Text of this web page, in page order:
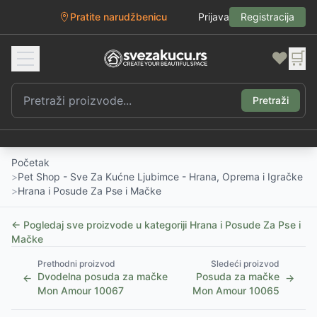
Pratite narudžbenicu Prijava Registracija
❤️ 🛒
Pretraži
Početak
>Pet Shop - Sve Za Kućne Ljubimce - Hrana, Oprema i Igračke
>Hrana i Posude Za Pse i Mačke
← Pogledaj sve proizvode u kategoriji Hrana i Posude Za Pse i
Mačke
←
Prethodni proizvod
Dvodelna posuda za mačke
Mon Amour 10067
Sledeći proizvod
Posuda za mačke
Mon Amour 10065
→